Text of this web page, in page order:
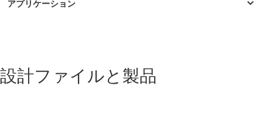
Basic electricity meter
設計ファイルと製品